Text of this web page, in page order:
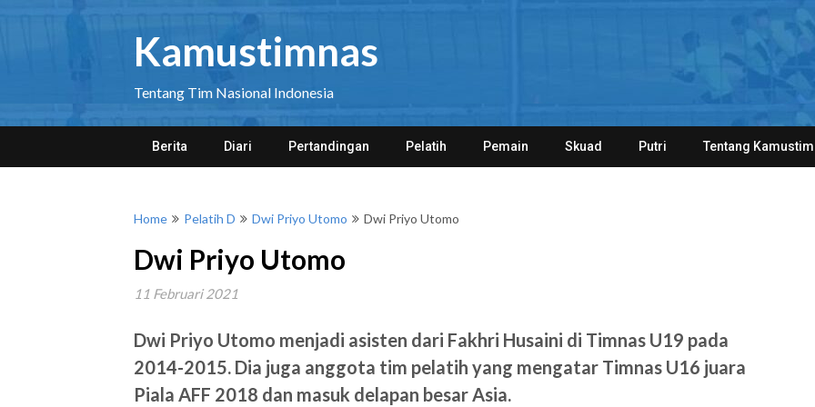
Kamustimnas
Tentang Tim Nasional Indonesia
Berita Diari Pertandingan Pelatih Pemain Skuad Putri Tentang
Home Pelatih D Dwi Priyo Utomo Dwi Priyo Utomo
Dwi Priyo Utomo
11 Februari 2021
Dwi Priyo Utomo menjadi asisten dari Fakhri Husaini di Timnas U19 pada
2014-2015. Dia juga anggota tim pelatih yang mengatar Timnas U16 juara
Piala AFF 2018 dan masuk delapan besar Asia.